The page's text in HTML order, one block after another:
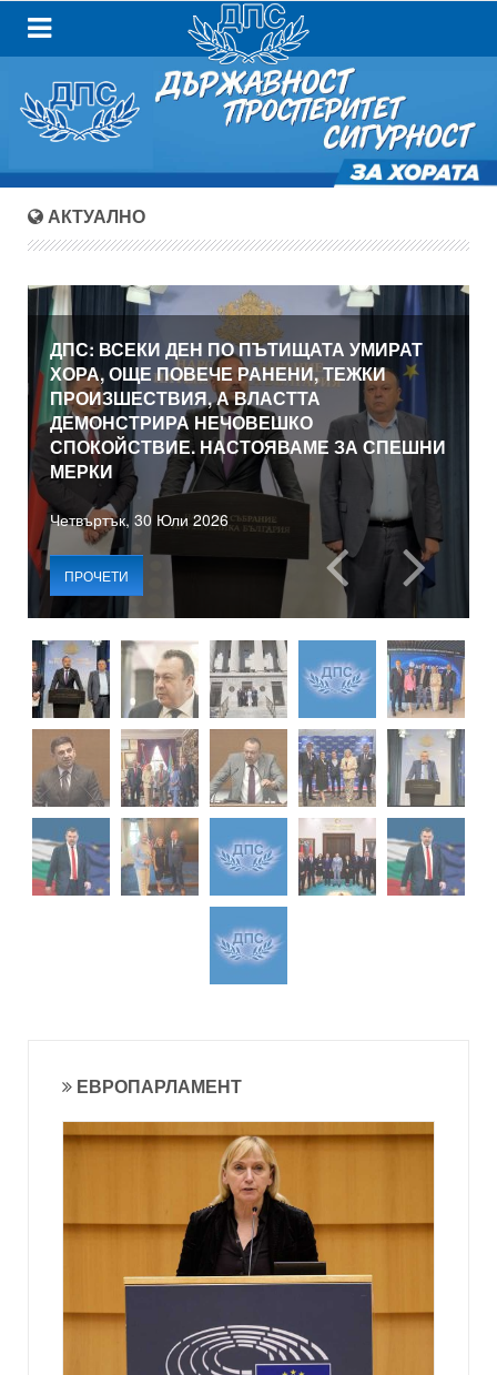
АКТУАЛНО
ДПС: ВСЕКИ ДЕН ПО ПЪТИЩАТА УМИРАТ
ХОРА, ОЩЕ ПОВЕЧЕ РАНЕНИ, ТЕЖКИ
ПРОИЗШЕСТВИЯ, А ВЛАСТТА
ДЕМОНСТРИРА НЕЧОВЕШКО
СПОКОЙСТВИЕ. НАСТОЯВАМЕ ЗА СПЕШНИ
МЕРКИ
Четвъртък, 30 Юли 2026
ПРОЧЕТИ
ЕВРОПАРЛАМЕНТ